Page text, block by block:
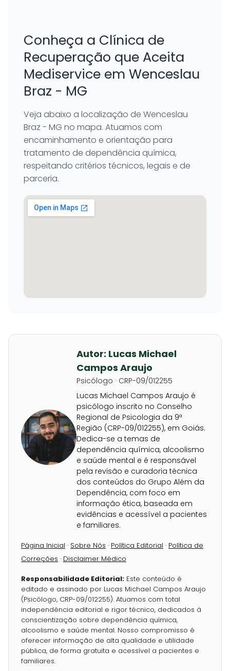
Conheça a Clínica de
Recuperação que Aceita
Mediservice em Wenceslau
Braz - MG
Veja abaixo a localização de Wenceslau
Braz - MG no mapa. Atuamos com
encaminhamento e orientação para
tratamento de dependência química,
respeitando critérios técnicos, legais e de
parceria.
Autor: Lucas Michael
Campos Araujo
Psicólogo · CRP-09/012255
Lucas Michael Campos Araujo é
psicólogo inscrito no Conselho
Regional de Psicologia da 9ª
Região (CRP-09/012255), em Goiás.
Dedica-se a temas de
dependência química, alcoolismo
e saúde mental e é responsável
pela revisão e curadoria técnica
dos conteúdos do Grupo Além da
Dependência, com foco em
informação ética, baseada em
evidências e acessível a pacientes
e familiares.
Página Inicial · Sobre Nós · Política Editorial · Política de
Correções · Disclaimer Médico
Responsabilidade Editorial: Este conteúdo é
editado e assinado por Lucas Michael Campos Araujo
(Psicólogo, CRP-09/012255). Atuamos com total
independência editorial e rigor técnico, dedicados à
conscientização sobre dependência química,
alcoolismo e saúde mental. Nosso compromisso é
oferecer informação de alta qualidade e utilidade
pública, de forma gratuita e acessível a pacientes e
familiares.